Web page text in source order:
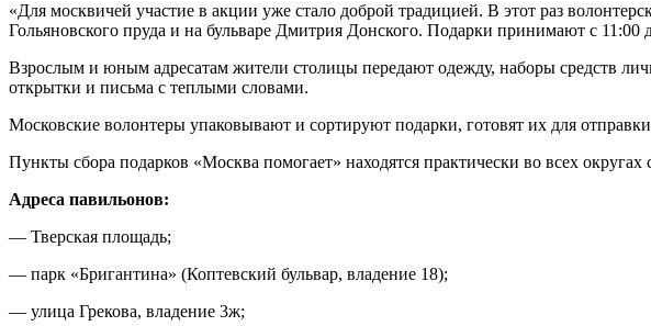
«Для москвичей участие в акции уже стало доброй традицией. В этот раз
Гольяновского пруда и на бульваре Дмитрия Донского. Подарки принимают с
Взрослым и юным адресатам жители столицы передают одежду, наборы средств
открытки и письма с теплыми словами.
Московские волонтеры упаковывают и сортируют подарки, готовят их для
Пункты сбора подарков «Москва помогает» находятся практически во всех округах
Адреса павильонов:
— Тверская площадь;
— парк «Бригантина» (Коптевский бульвар, владение 18);
— улица Грекова, владение 3ж;